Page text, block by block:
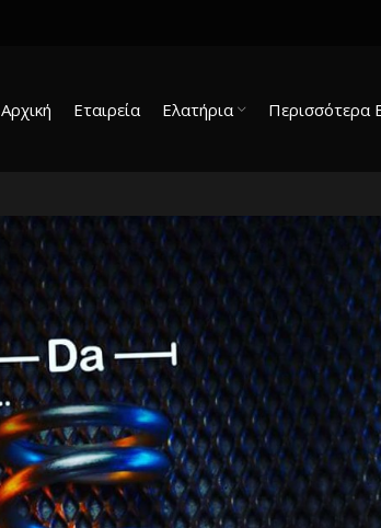
Αρχική Εταιρεία Ελατήρια Περισσότερα